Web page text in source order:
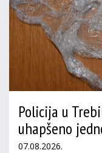
Policija u
uhapšeno
07.08.2026.